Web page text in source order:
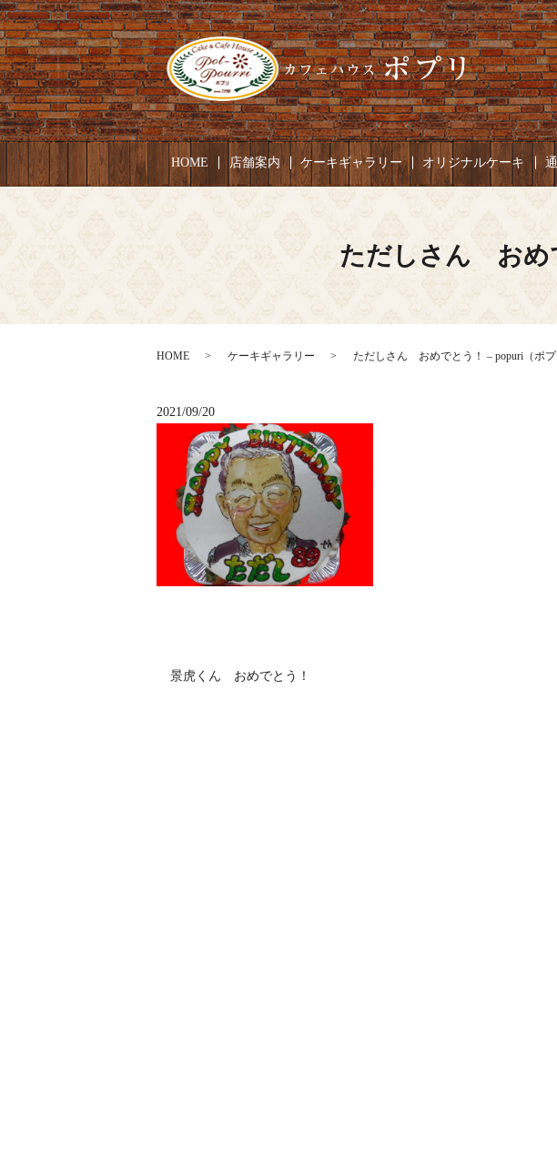
HOME 店舗案内 ケーキギャラリー オリジナルケーキ
ただしさん おめ
HOME ケーキギャラリー ただしさん おめでとう！ – popuri（ポプ
2021/09/20
景虎くん おめでとう！